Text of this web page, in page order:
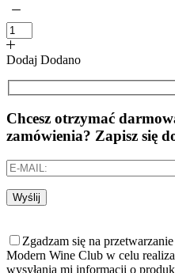
Dodaj Dodano
Chcesz otrzymać
zamówienia? Zapisz się
Wyślij
Zgadzam się na
Modern Wine Club w celu
wysyłania mi informacji o